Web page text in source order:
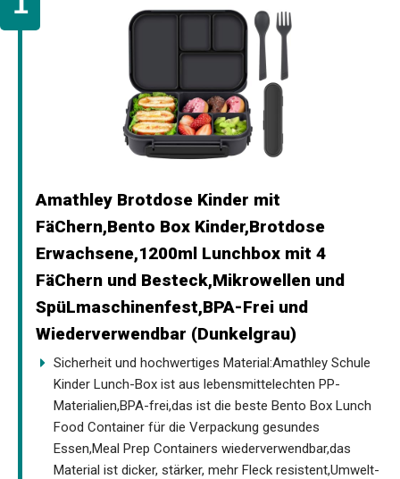
Amathley Brotdose Kinder mit
FäChern,Bento Box Kinder,Brotdose
Erwachsene,1200ml Lunchbox mit 4
FäChern und Besteck,Mikrowellen und
SpüLmaschinenfest,BPA-Frei und
Wiederverwendbar (Dunkelgrau)
Sicherheit und hochwertiges Material:Amathley Schule
Kinder Lunch-Box ist aus lebensmittelechten PP-
Materialien,BPA-frei,das ist die beste Bento Box Lunch
Food Container für die Verpackung gesundes
Essen,Meal Prep Containers wiederverwendbar,das
Material ist dicker, stärker, mehr Fleck resistent,Umwelt-